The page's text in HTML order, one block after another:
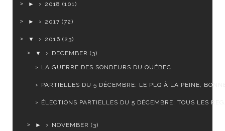
► 2018 (101)
► 2017 (72)
▼ 2016 (23)
▼
DECEMBER (3)
LA GUERRE DES SONDEURS DU QUÉBEC
PARTIELLES DU 5 DÉCEMBRE: LE PLQ À LA PEINE,
ÉLECTIONS PARTIELLES DU 5 DÉCEMBRE: TOUS LES
► NOVEMBER (3)